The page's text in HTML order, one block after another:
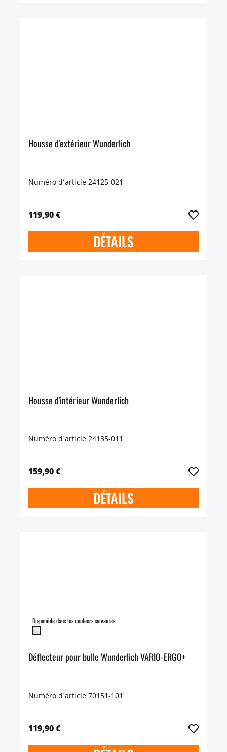
Housse d'extérieur Wunderlich
Numéro d´article 24125-021
119,90 €
DÉTAILS
Housse d'intérieur Wunderlich
Numéro d´article 24135-011
159,90 €
DÉTAILS
Disponible dans les couleurs suivantes:
Déflecteur pour bulle Wunderlich VARIO-ERGO+
Numéro d´article 70151-101
119,90 €